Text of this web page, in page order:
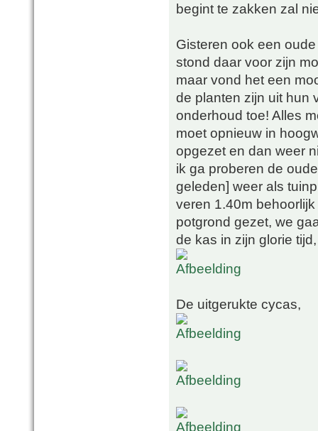
begint te zakken zal
Gisteren ook een
stond daar voor zijn
maar vond het een
de planten zijn uit hun
onderhoud toe! Alles
moet opnieuw in
opgezet en dan weer
ik ga proberen de
geleden] weer als
veren 1.40m
potgrond gezet, we
de kas in zijn glorie tijd,
De uitgerukte cycas,